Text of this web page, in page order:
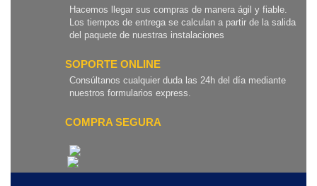
Hacemos llegar sus compras de manera ágil y fiable.
Los tiempos de entrega se calculan a partir de la salida
del paquete de nuestras instalaciones
SOPORTE ONLINE
Consúltanos cualquier duda las 24h del día mediante
nuestros formularios express.
COMPRA SEGURA